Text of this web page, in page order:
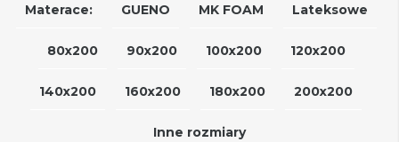
Materace: GUENO MK FOAM Lateksowe
80x200 90x200 100x200 120x200
140x200 160x200 180x200 200x200
Inne rozmiary